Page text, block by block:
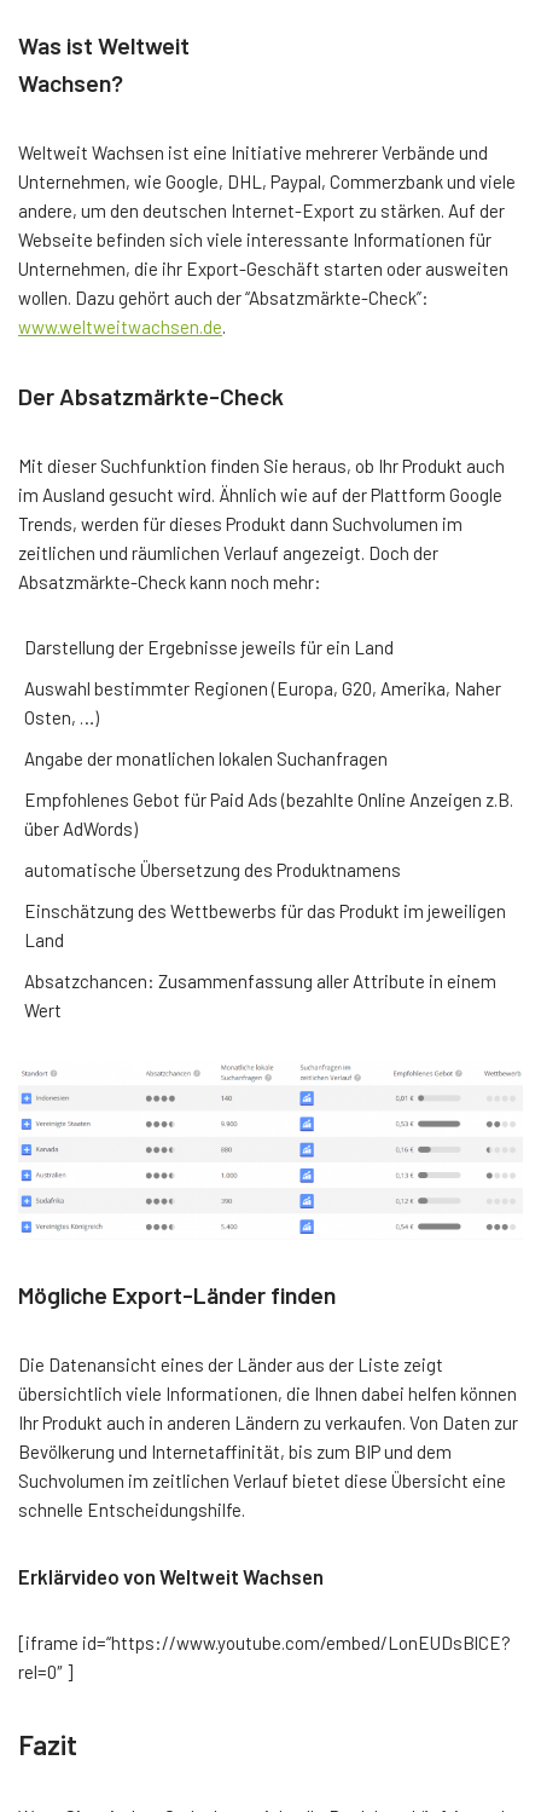
Was ist Weltweit
Wachsen?
Weltweit Wachsen ist eine Initiative mehrerer Verbände und
Unternehmen, wie Google, DHL, Paypal, Commerzbank und viele
andere, um den deutschen Internet-Export zu stärken. Auf der
Webseite befinden sich viele interessante Informationen für
Unternehmen, die ihr Export-Geschäft starten oder ausweiten
wollen. Dazu gehört auch der “Absatzmärkte-Check”:
www.weltweitwachsen.de.
Der Absatzmärkte-Check
Mit dieser Suchfunktion finden Sie heraus, ob Ihr Produkt auch
im Ausland gesucht wird. Ähnlich wie auf der Plattform Google
Trends, werden für dieses Produkt dann Suchvolumen im
zeitlichen und räumlichen Verlauf angezeigt. Doch der
Absatzmärkte-Check kann noch mehr:
Darstellung der Ergebnisse jeweils für ein Land
Auswahl bestimmter Regionen (Europa, G20, Amerika, Naher
Osten, …)
Angabe der monatlichen lokalen Suchanfragen
Empfohlenes Gebot für Paid Ads (bezahlte Online Anzeigen z.B.
über AdWords)
automatische Übersetzung des Produktnamens
Einschätzung des Wettbewerbs für das Produkt im jeweiligen
Land
Absatzchancen: Zusammenfassung aller Attribute in einem
Wert
Mögliche Export-Länder finden
Die Datenansicht eines der Länder aus der Liste zeigt
übersichtlich viele Informationen, die Ihnen dabei helfen können
Ihr Produkt auch in anderen Ländern zu verkaufen. Von Daten zur
Bevölkerung und Internetaffinität, bis zum BIP und dem
Suchvolumen im zeitlichen Verlauf bietet diese Übersicht eine
schnelle Entscheidungshilfe.
Erklärvideo von Weltweit Wachsen
[iframe id=“https://www.youtube.com/embed/LonEUDsBlCE?
rel=0″ ]
Fazit